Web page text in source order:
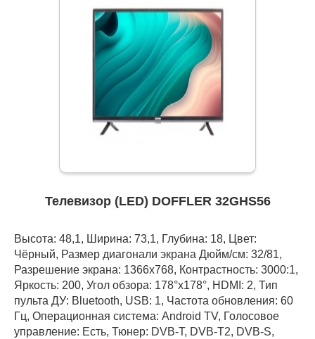
Телевизор (LED) DOFFLER 32GHS56
Высота: 48,1, Ширина: 73,1, Глубина: 18, Цвет:
Чёрный, Размер диагонали экрана Дюйм/см: 32/81,
Разрешение экрана: 1366x768, Контрастность: 3000:1,
Яркость: 200, Угол обзора: 178°x178°, HDMI: 2, Тип
пульта ДУ: Bluetooth, USB: 1, Частота обновления: 60
Гц, Операционная система: Android TV, Голосовое
управление: Есть, Тюнер: DVB-T, DVB-T2, DVB-S,